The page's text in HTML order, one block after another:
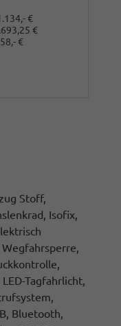
€
€
€
Stoff,
Isofix,
Wegfahrsperre,
Tagfahrlicht,
Bluetooth,